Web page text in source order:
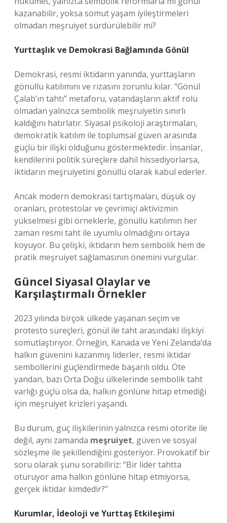
kazanabilir, yoksa somut yaşam iyileştirmeleri
olmadan meşruiyet sürdürülebilir mi?
Yurttaşlık ve Demokrasi Bağlamında Gönül
Demokrasi, resmi iktidarın yanında, yurttaşların
gönüllü katılımını ve rızasını zorunlu kılar. “Gönül
Çalab’ın tahtı” metaforu, vatandaşların aktif rolü
olmadan yalnızca sembolik meşruiyetin sınırlı
kaldığını hatırlatır. Siyasal psikoloji araştırmaları,
demokratik katılım ile toplumsal güven arasında
güçlü bir ilişki olduğunu göstermektedir. İnsanlar,
kendilerini politik süreçlere dahil hissediyorlarsa,
iktidarın meşruiyetini gönüllü olarak kabul ederler.
Ancak modern demokrasi tartışmaları, düşük oy
oranları, protestolar ve çevrimiçi aktivizmin
yükselmesi gibi örneklerle, gönüllü katılımın her
zaman resmi taht ile uyumlu olmadığını ortaya
koyuyor. Bu çelişki, iktidarın hem sembolik hem de
pratik meşruiyet sağlamasının önemini vurgular.
Güncel Siyasal Olaylar ve
Karşılaştırmalı Örnekler
2023 yılında birçok ülkede yaşanan seçim ve
protesto süreçleri, gönül ile taht arasındaki ilişkiyi
somutlaştırıyor. Örneğin, Kanada ve Yeni Zelanda’da
halkın güvenini kazanmış liderler, resmi iktidar
sembollerini güçlendirmede başarılı oldu. Öte
yandan, bazı Orta Doğu ülkelerinde sembolik taht
varlığı güçlü olsa da, halkın gönlüne hitap etmediği
için meşruiyet krizleri yaşandı.
Bu durum, güç ilişkilerinin yalnızca resmi otorite ile
değil, aynı zamanda meşruiyet, güven ve sosyal
sözleşme ile şekillendiğini gösteriyor. Provokatif bir
soru olarak şunu sorabiliriz: “Bir lider tahtta
oturuyor ama halkın gönlüne hitap etmiyorsa,
gerçek iktidar kimdedir?”
Kurumlar, İdeoloji ve Yurttaş Etkileşimi